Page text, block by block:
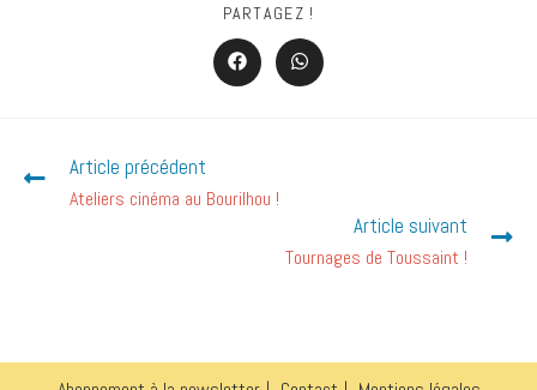
PARTAGEZ !
Article précédent
Ateliers cinéma au Bourilhou !
Article suivant
Tournages de Toussaint !